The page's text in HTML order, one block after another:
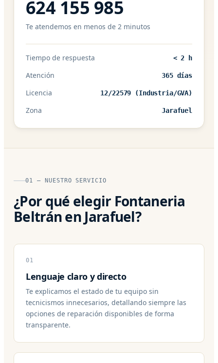
624 155 985
Te atendemos en menos de 2 minutos
Tiempo de respuesta < 2 h
Atención 365 días
Licencia 12/22579 (Industria/GVA)
Zona Jarafuel
01 — NUESTRO SERVICIO
¿Por qué elegir Fontaneria
Beltrán en Jarafuel?
01
Lenguaje claro y directo
Te explicamos el estado de tu equipo sin
tecnicismos innecesarios, detallando siempre las
opciones de reparación disponibles de forma
transparente.